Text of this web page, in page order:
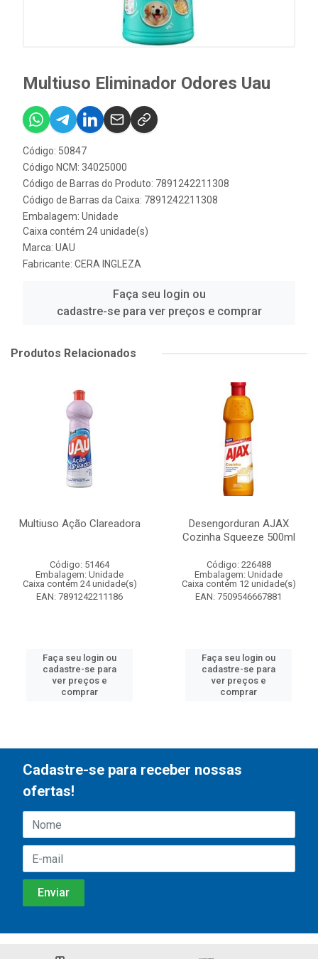
Multiuso Eliminador Odores Uau
Código: 50847
Código NCM: 34025000
Código de Barras do Produto: 7891242211308
Código de Barras da Caixa: 7891242211308
Embalagem: Unidade
Caixa contém 24 unidade(s)
Marca: UAU
Fabricante: CERA INGLEZA
Faça seu login ou
cadastre-se para ver preços e comprar
Produtos Relacionados
Multiuso Ação Clareadora
Código: 51464
Embalagem: Unidade
Caixa contém 24 unidade(s)
EAN: 7891242211186
Faça seu login ou
cadastre-se para
ver preços e
comprar
Desengorduran AJAX
Cozinha Squeeze 500ml
Código: 226488
Embalagem: Unidade
Caixa contém 12 unidade(s)
EAN: 7509546667881
Faça seu login ou
cadastre-se para
ver preços e
comprar
Cadastre-se para receber nossas
ofertas!